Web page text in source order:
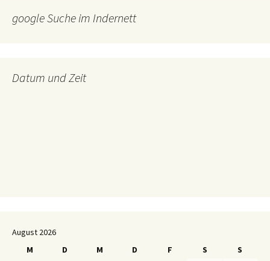
google Suche im Indernett
Datum und Zeit
August 2026
M
D M D F S S